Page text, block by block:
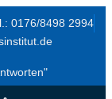
0176/8498 2994